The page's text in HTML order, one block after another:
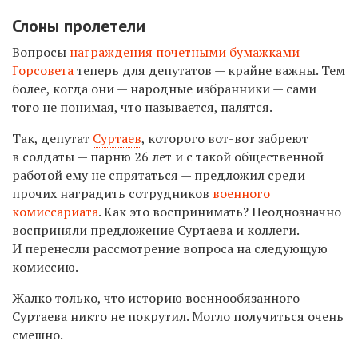
Слоны пролетели
Вопросы награждения почетными бумажками
Горсоветатеперь для депутатов — крайне важны. Тем
более, когда они — народные избранники — сами
того не понимая, что называется, палятся.
Так, депутат Суртаев, которого вот-вот забреют
в солдаты — парню 26 лет и с такой общественной
работой ему не спрятаться — предложил среди
прочих наградить сотрудников военного
комиссариата. Как это воспринимать? Неоднозначно
восприняли предложение Суртаева и коллеги.
И перенесли рассмотрение вопроса на следующую
комиссию.
Жалко только, что историю военнообязанного
Суртаева никто не покрутил. Могло получиться очень
смешно.